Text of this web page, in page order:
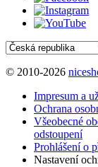
© 2010-2026
Impresum a
Ochrana
Všeobecné
odstoupení
Prohlášení o
Nastavení